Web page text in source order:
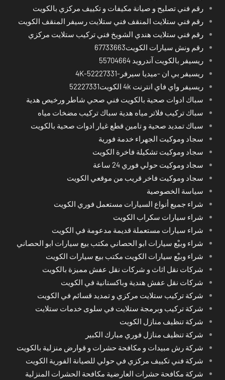
رقم فني تصليح و صيانة مكيفات و تكييف مركزي بالكويت
رقم فني ستلايت المنقف فني ستلايت رسيفر المنقف الكويت
رقم فني ستلايت هندي الشويخ فني تركيب ستلايت مركزي
رقم ونش سيارات الكويت67733663
ريسيفر بالكويت آندرويد 55704664
ريسيفر بي ان -ميديا سيرفر-4K-52227331
ريسيفر واي فاي انترنت 4k الكويت52227331
سباك ادوات صحية بالكويت فني صحي شاطر ورخيص هدية
سباك تركيب فلاتر مياه هدية سباك تركيب مضخات مياه
سباك تمديد صحية و تامين قطع غيار ادوات صحية بالكويت
سجاد وموكيت الجهراء خدمة فورية
سجاد وموكيت تشكيلة فاخرة الكويت
سجاد وموكيت حولي فوري 24 ساعة
سجاد وموكيت فاخر قريب من موقعي الكويت
سياسة الخصوصية
شراء جميع أنواع السيارات مستعمل فوري الكويت
شراء سيارات سكراب الكويت
شراء سيارات مستعملة قديمة مدعومة في الكويت
شراء وبيْع سيارات ابو الحصاني مكتب بيع سيارات ابو الحصاني
شراء وبيْع سيارات الكويت مكتب بيع سيارات الكويت
شركات نقل اثاث و شركات نقل عفش مميزة بالكويت
شركات نقل عفش هندية وباكستانية في الكويت
شركة تركيب ستلايت مركزي و تمديد قسائم في الكويت
شركة تركيب وبرمجة ستلايت في سلوى خدمات ستلايت
شركة تنظيف منازل الكويت
شركة تنظيف منازل فوري مبارك الكبير
شركة رش مبيدات و مكافحة حشرات و قوارض منزلية بالكويت
شركة فني تكييف مركزي في حولي للصيانة الفورية الكويت
شركة مكافحة حشرات العارضية مكافحة الحشرات المنزلية